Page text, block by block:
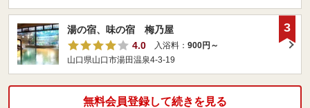
湯の宿、味の宿 梅乃屋
4.0
入浴料： 900円～
山口県山口市湯田温泉4-3-19
3
無料会員登録して続きを見る